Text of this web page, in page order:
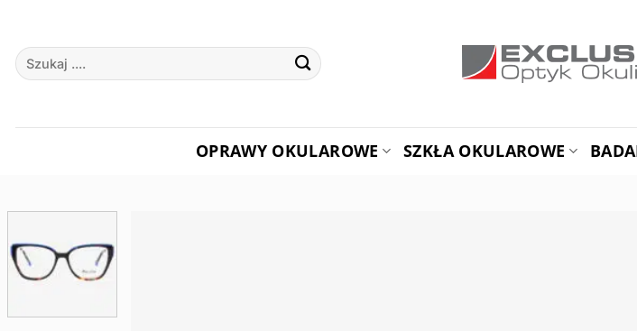
zawartości
Szukaj:
OPRAWY OKULAROWE SZKŁA OKULAROWE